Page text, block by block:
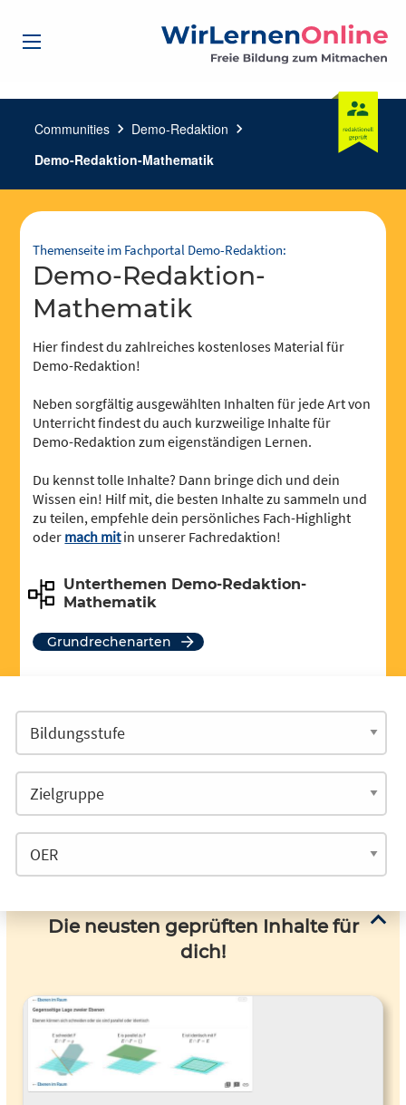
Communities chevron_right Demo-Redaktion chevron_right
Demo-Redaktion-Mathematik
Themenseite im Fachportal Demo-Redaktion:
Demo-Redaktion-
Mathematik
Hier findest du zahlreiches kostenloses Material für
Demo-Redaktion!
Neben sorgfältig ausgewählten Inhalten für jede Art von
Unterricht findest du auch kurzweilige Inhalte für
Demo-Redaktion zum eigenständigen Lernen.
Du kennst tolle Inhalte? Dann bringe dich und dein
Wissen ein! Hilf mit, die besten Inhalte zu sammeln und
zu teilen, empfehle dein persönliches Fach-Highlight
oder mach mitin unserer Fachredaktion!
Unterthemen Demo-Redaktion-
Mathematik
Grundrechenarten
Die neusten geprüften Inhalte für
dich!